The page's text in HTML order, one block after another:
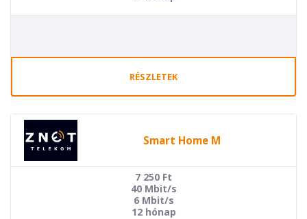
RÉSZLETEK
Smart Home M
7 250 Ft
40 Mbit/s
6 Mbit/s
12 hónap